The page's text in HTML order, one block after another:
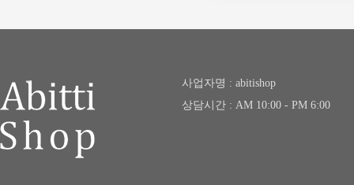
사업자명 : abitishop
상담시간 : AM 10:00 - PM 6:00